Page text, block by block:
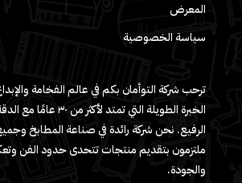
المعرض
سياسة الخصوصية
ترحب شركة التوأمان بكم في عالم الفخامة
الخبرة الطويلة التي تمتد
الرفيع. نحن شركة رائدة في صناعة المطابخ وجميع
ملتزمون بتقديم منتجات تتحدى حدود الفن
والجودة.